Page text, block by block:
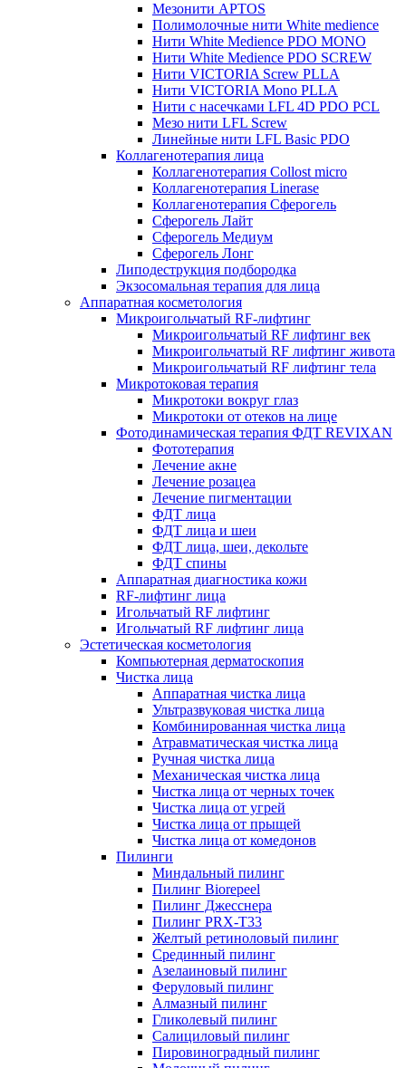
Мезонити APTOS
Полимолочные нити White medience
Нити White Medience PDO MONO
Нити White Medience PDO SCREW
Нити VICTORIA Screw PLLA
Нити VICTORIA Mono PLLA
Нити с насечками LFL 4D PDO PCL
Мезо нити LFL Screw
Линейные нити LFL Basic PDO
Коллагенотерапия лица
Коллагенотерапия Collost micro
Коллагенотерапия Linerase
Коллагенотерапия Сферогель
Сферогель Лайт
Сферогель Медиум
Сферогель Лонг
Липодеструкция подбородка
Экзосомальная терапия для лица
Аппаратная косметология
Микроигольчатый RF-лифтинг
Микроигольчатый RF лифтинг век
Микроигольчатый RF лифтинг живота
Микроигольчатый RF лифтинг тела
Микротоковая терапия
Микротоки вокруг глаз
Микротоки от отеков на лице
Фотодинамическая терапия ФДТ REVIXAN
Фототерапия
Лечение акне
Лечение розацеа
Лечение пигментации
ФДТ лица
ФДТ лица и шеи
ФДТ лица, шеи, декольте
ФДТ спины
Аппаратная диагностика кожи
RF-лифтинг лица
Игольчатый RF лифтинг
Игольчатый RF лифтинг лица
Эстетическая косметология
Компьютерная дерматоскопия
Чистка лица
Аппаратная чистка лица
Ультразвуковая чистка лица
Комбинированная чистка лица
Атравматическая чистка лица
Ручная чистка лица
Механическая чистка лица
Чистка лица от черных точек
Чистка лица от угрей
Чистка лица от прыщей
Чистка лица от комедонов
Пилинги
Миндальный пилинг
Пилинг Biorepeel
Пилинг Джесснера
Пилинг PRX-T33
Желтый ретиноловый пилинг
Срединный пилинг
Азелаиновый пилинг
Феруловый пилинг
Алмазный пилинг
Гликолевый пилинг
Салициловый пилинг
Пировиноградный пилинг